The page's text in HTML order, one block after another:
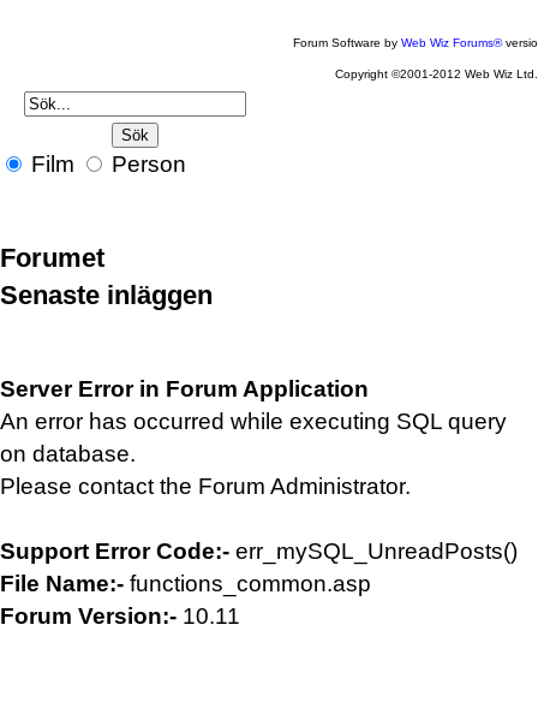
Forum Software byWeb Wiz Forums®
Copyright ©2001-2012 Web Wiz Ltd.
Film Person
Forumet
Senaste inläggen
Server Error in Forum Application
An error has occurred while executing SQL query
on database.
Please contact the Forum Administrator.
Support Error Code:- err_mySQL_UnreadPosts()
File Name:- functions_common.asp
Forum Version:- 10.11